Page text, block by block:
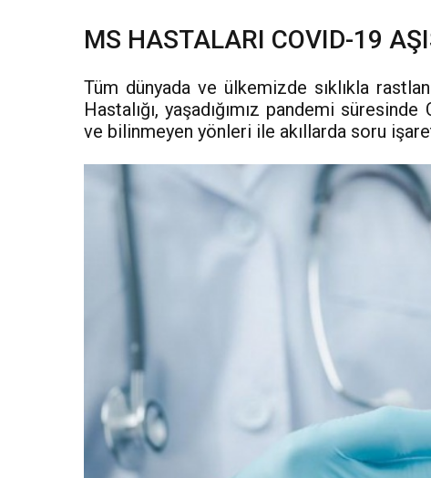
MS HASTALARI COVID-19
Tüm dünyada ve ülkemizde sıklıkla
Hastalığı, yaşadığımız pandemi
ve bilinmeyen yönleri ile akıllarda soru